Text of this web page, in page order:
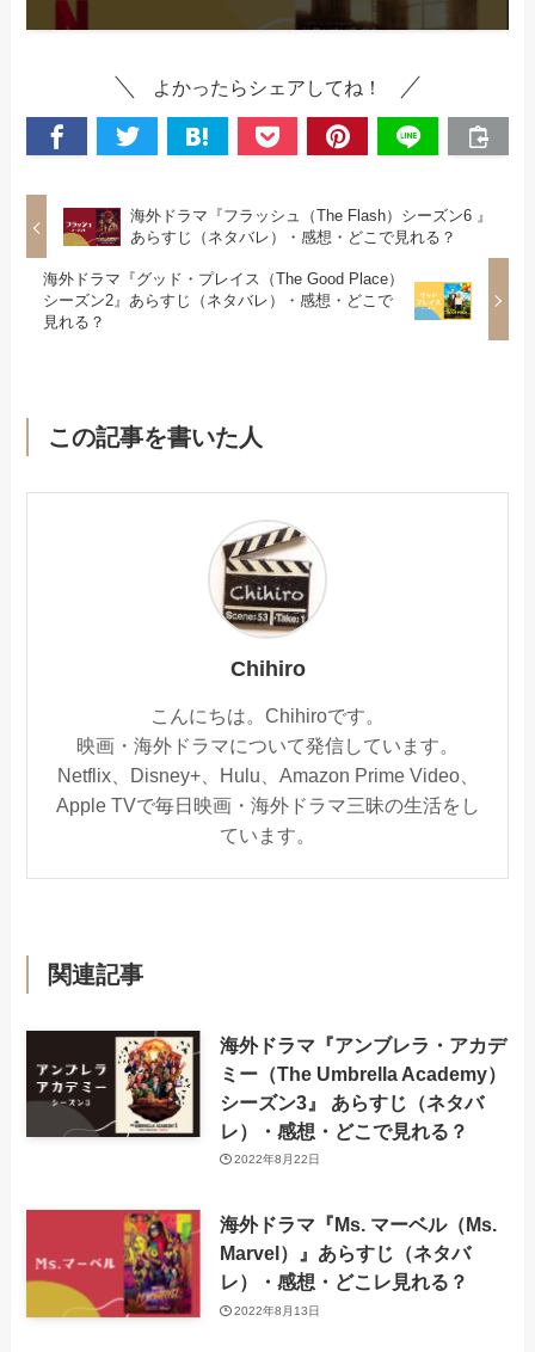
よかったらシェアしてね！
海外ドラマ『フラッシュ（The Flash）シーズン6 』
あらすじ（ネタバレ）・感想・どこで見れる？
海外ドラマ『グッド・プレイス（The Good Place）
シーズン2』あらすじ（ネタバレ）・感想・どこで
見れる？
この記事を書いた人
Chihiro
こんにちは。Chihiroです。
映画・海外ドラマについて発信しています。
Netflix、Disney+、Hulu、Amazon Prime Video、
Apple TVで毎日映画・海外ドラマ三昧の生活をし
ています。
関連記事
海外ドラマ『アンブレラ・アカデ
ミー（The Umbrella Academy）
シーズン3』 あらすじ（ネタバ
レ）・感想・どこで見れる？
2022年8月22日
海外ドラマ『Ms. マーベル（Ms.
Marvel）』あらすじ（ネタバ
レ）・感想・どこレ見れる？
2022年8月13日